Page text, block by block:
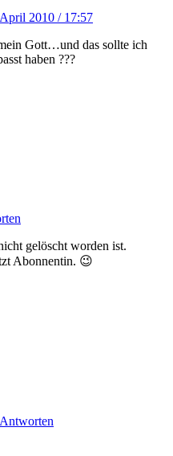
2010 / 17:57
Gott…und das sollte ich
haben ???
gelöscht worden ist.
Abonnentin. 😉
Antworten